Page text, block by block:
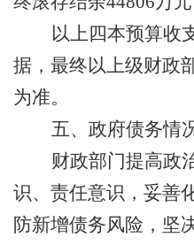
以上四本预算收
据，最终以上级财政
为准。
五、政府债务情
财政部门提高政
识、 责任意识，妥善
防新增债务风险，坚